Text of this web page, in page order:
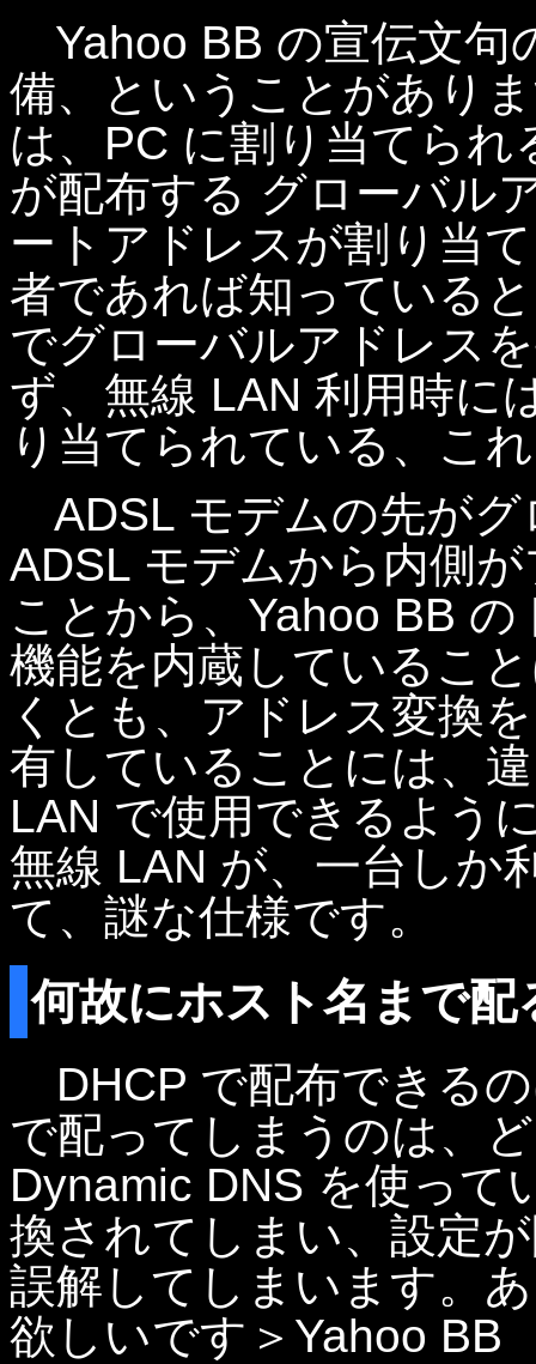
Yahoo BB の宣伝文句
備、ということがあり
は、PC に割り当てられ
が配布する グローバル
ートアドレスが割り当
者であれば知っている
でグローバルアドレス
ず、無線 LAN 利用時に
り当てられている、こ
ADSL モデムの先がグ
ADSL モデムから内側
ことから、Yahoo BB
機能を内蔵しているこ
くとも、アドレス変換
有していることには、
LAN で使用できるよう
無線 LAN が、一台しか
て、謎な仕様です。
何故にホスト名まで配
DHCP で配布できる
で配ってしまうのは、
Dynamic DNS を使って
換されてしまい、設定
誤解してしまいます。
欲しいです＞Yahoo BB